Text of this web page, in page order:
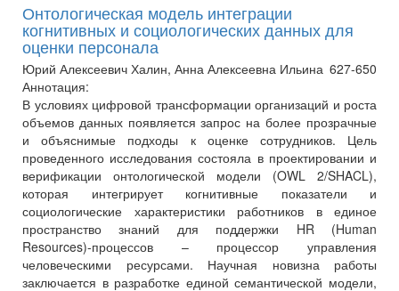
Онтологическая модель интеграции
когнитивных и социологических данных для
оценки персонала
Юрий Алексеевич Халин, Анна Алексеевна Ильина 627-650
Аннотация:
В условиях цифровой трансформации организаций и роста
объемов данных появляется запрос на более прозрачные
и объяснимые подходы к оценке сотрудников. Цель
проведенного исследования состояла в проектировании и
верификации онтологической модели (OWL 2/SHACL),
которая интегрирует когнитивные показатели и
социологические характеристики работников в единое
пространство знаний для поддержки HR (Human
Resources)-процессов – процессор управления
человеческими ресурсами. Научная новизна работы
заключается в разработке единой семантической модели,